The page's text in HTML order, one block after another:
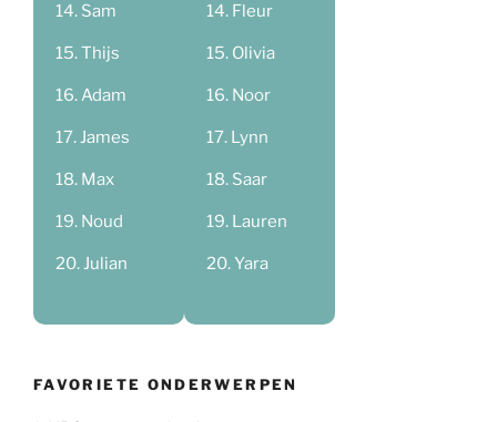
Sam
Thijs
Adam
James
Max
Noud
Julian
Fleur
Olivia
Noor
Lynn
Saar
Lauren
Yara
FAVORIETE ONDERWERPEN